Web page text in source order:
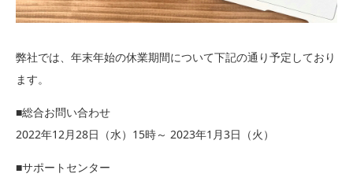
弊社では、年末年始の休業期間について下記の通り予定しており
ます。
■総合お問い合わせ
2022年12月28日（水）15時～ 2023年1月3日（火）
■サポートセンター